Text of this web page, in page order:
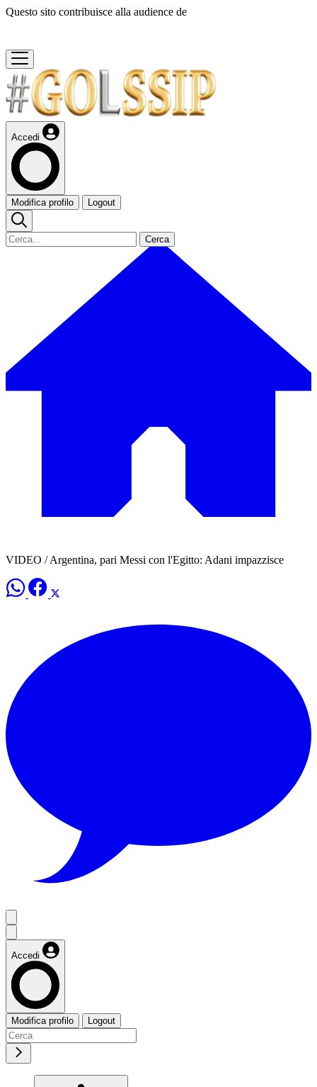
Questo sito contribuisce alla audience de
Accedi
Modifica profilo Logout
Cerca
VIDEO / Argentina, pari Messi con l'Egitto: Adani impazzisce
Accedi
Modifica profilo Logout